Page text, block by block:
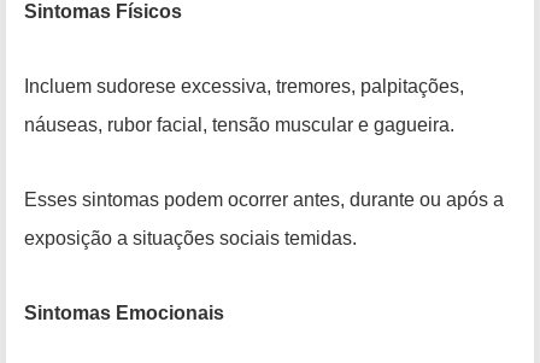
Sintomas Físicos
Incluem sudorese excessiva, tremores, palpitações,
náuseas, rubor facial, tensão muscular e gagueira.
Esses sintomas podem ocorrer antes, durante ou após a
exposição a situações sociais temidas.
Sintomas Emocionais